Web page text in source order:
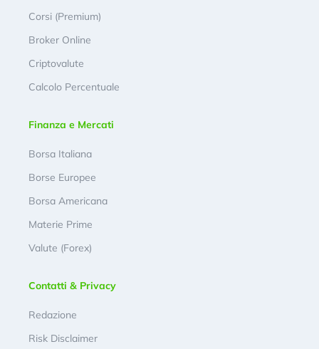
Corsi (Premium)
Broker Online
Criptovalute
Calcolo Percentuale
Finanza e Mercati
Borsa Italiana
Borse Europee
Borsa Americana
Materie Prime
Valute (Forex)
Contatti & Privacy
Redazione
Risk Disclaimer